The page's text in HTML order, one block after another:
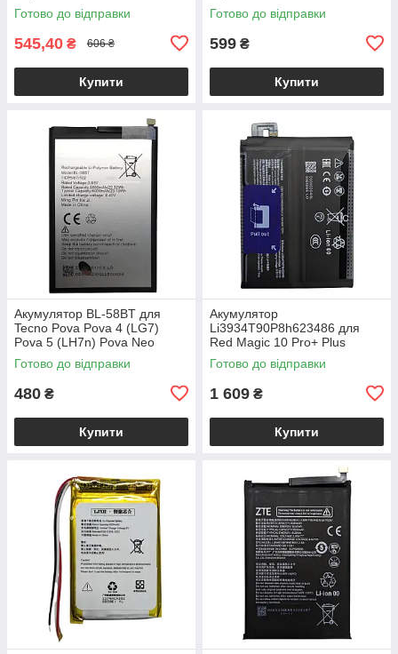
Готово до відправки
545,40 ₴ 606 ₴
Купити
Готово до відправки
599 ₴
Купити
Акумулятор BL-58BT для
Tecno Pova Pova 4 (LG7)
Pova 5 (LH7n) Pova Neo
Готово до відправки
480 ₴
Купити
Акумулятор
Li3934T90P8h623486 для
Red Magic 10 Pro+ Plus
Готово до відправки
1 609 ₴
Купити